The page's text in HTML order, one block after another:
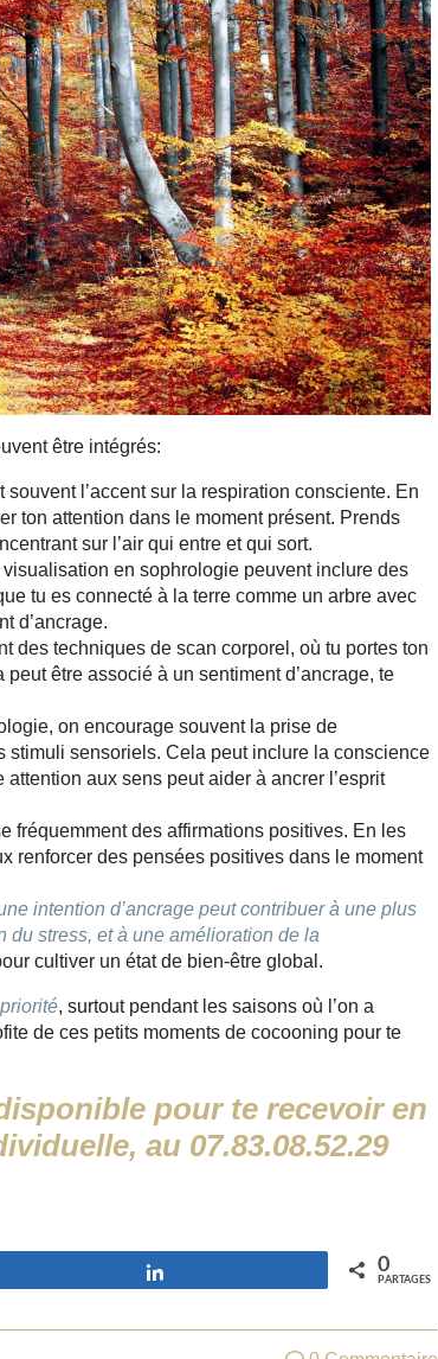
être intégrés:
souvent l’accent sur la respiration consciente. En
ton attention dans le moment présent. Prends
sur l’air qui entre et qui sort.
en sophrologie peuvent inclure des
tu es connecté à la terre comme un arbre avec
d’ancrage.
des techniques de scan corporel, où tu portes ton
être associé à un sentiment d’ancrage, te
on encourage souvent la prise de
sensoriels. Cela peut inclure la conscience
aux sens peut aider à ancrer l’esprit
fréquemment des affirmations positives. En les
renforcer des pensées positives dans le moment
intention d’ancrage peut contribuer à une plus
du stress, et à une amélioration de la
cultiver un état de bien-être global.
, surtout pendant les saisons où l’on a
de ces petits moments de cocooning pour te
pour te recevoir en
au 07.83.08.52.29
0
PARTAGES